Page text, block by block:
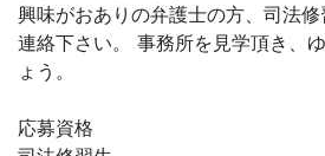
興味がおありの弁護士の方、司法
連絡下さい。 事務所を見学頂き、
ょう。
応募資格